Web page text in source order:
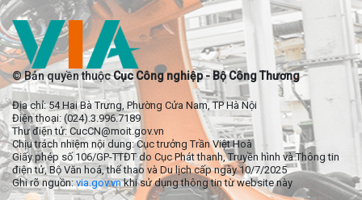
© Bản quyền thuộcCục Công nghiệp - Bộ Công Thương
Địa chỉ: 54 Hai Bà Trưng, Phường Cửa Nam, TP Hà Nội
Điện thoại: (024).3.996.7189
Thư điện tử: CucCN@moit.gov.vn
Chịu trách nhiệm nội dung: Cục trưởng Trần Việt Hoà
Giấy phép số 106/GP-TTĐT do Cục Phát thanh, Truyền hình và Thông tin
điện tử, Bộ Văn hoá, thể thao và Du lịch cấp ngày 10/7/2025
Ghi rõ nguồn: via.gov.vnkhi sử dụng thông tin từ website này